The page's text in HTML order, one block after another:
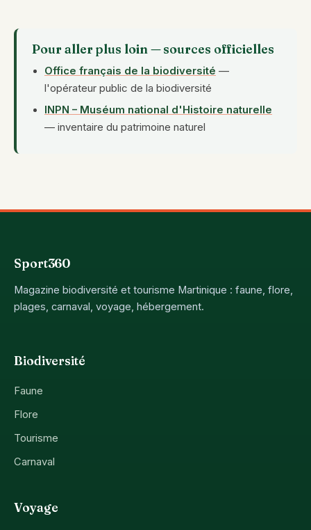
Pour aller plus loin — sources officielles
Office français de la biodiversité —
l'opérateur public de la biodiversité
INPN – Muséum national d'Histoire naturelle
— inventaire du patrimoine naturel
Sport360
Magazine biodiversité et tourisme Martinique : faune, flore,
plages, carnaval, voyage, hébergement.
Biodiversité
Faune
Flore
Tourisme
Carnaval
Voyage